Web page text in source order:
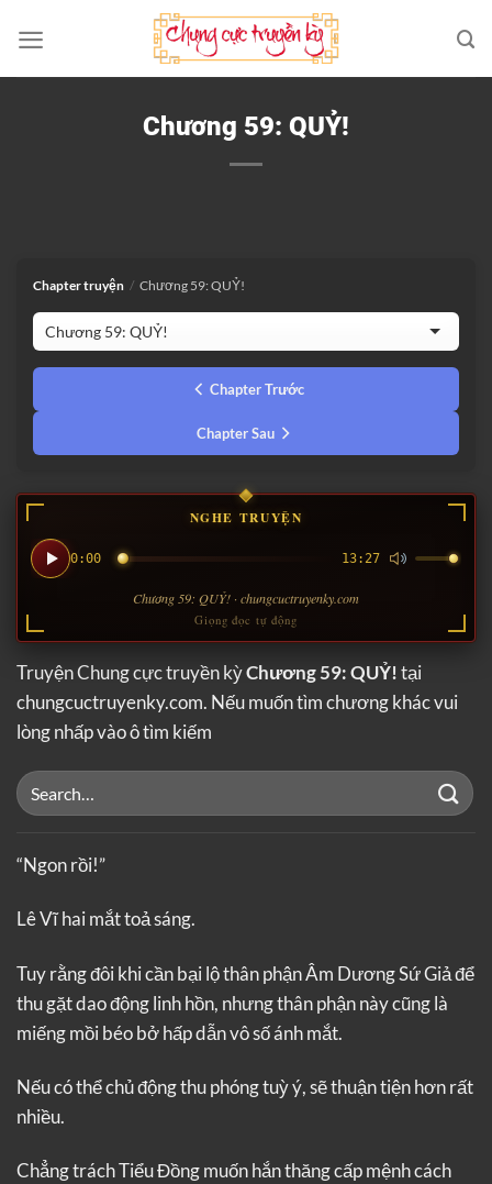
qua
nội
Chương 59: QUỶ!
Chapter truyện / Chương 59: QUỶ!
Chapter Trước
Chapter Sau
NGHE TRUYỆN
0:00 13:27
Chương 59: QUỶ! · chungcuctruyenky.com
Giọng đọc tự động
Truyện Chung cực truyền kỳChương 59: QUỶ!tại
chungcuctruyenky.com. Nếu muốn tìm chương khác vui
lòng nhấp vào ô tìm kiếm
“Ngon rồi!”
Lê Vĩ hai mắt toả sáng.
Tuy rằng đôi khi cần bại lộ thân phận Âm Dương Sứ Giả để
thu gặt dao động linh hồn, nhưng thân phận này cũng là
miếng mồi béo bở hấp dẫn vô số ánh mắt.
Nếu có thể chủ động thu phóng tuỳ ý, sẽ thuận tiện hơn rất
nhiều.
Chẳng trách Tiểu Đồng muốn hắn thăng cấp mệnh cách